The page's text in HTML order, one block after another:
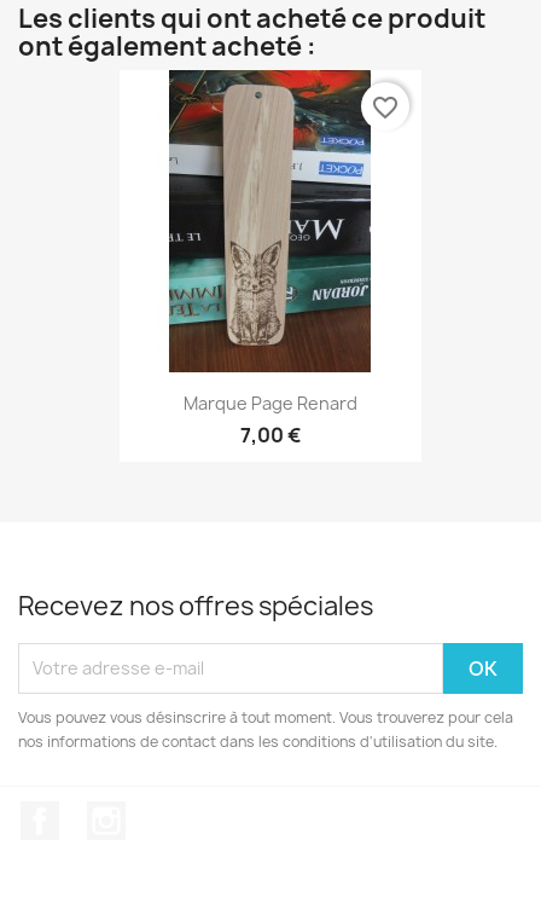
Les clients qui ont acheté ce produit
ont également acheté :
Marque Page Renard
7,00 €
favorite_border
Recevez nos offres spéciales
Vous pouvez vous désinscrire à tout moment. Vous trouverez pour cela
nos informations de contact dans les conditions d'utilisation du site.